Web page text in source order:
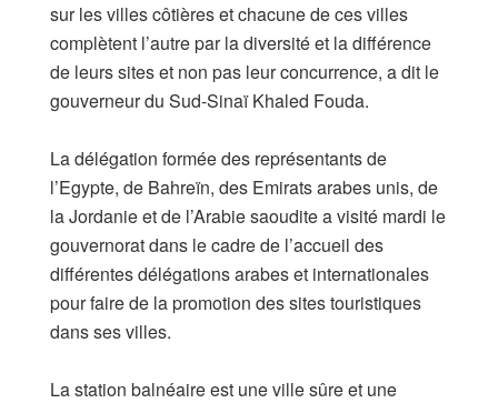
sur les villes côtières et chacune de ces villes
complètent l’autre par la diversité et la différence
de leurs sites et non pas leur concurrence, a dit le
gouverneur du Sud-Sinaï Khaled Fouda.
La délégation formée des représentants de
l’Egypte, de Bahreïn, des Emirats arabes unis, de
la Jordanie et de l’Arabie saoudite a visité mardi le
gouvernorat dans le cadre de l’accueil des
différentes délégations arabes et internationales
pour faire de la promotion des sites touristiques
dans ses villes.
La station balnéaire est une ville sûre et une